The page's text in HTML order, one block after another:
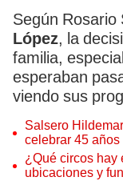
Según Rosario
López, la
familia,
esperaban
viendo sus
Salsero
celebrar 45
para cantar con
¿Qué circos hay
ubicaciones y